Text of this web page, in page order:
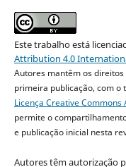
Este trabalho está
Attribution 4.0
Autores mantêm os
primeira publicação, com o
Licença Creative
permite o
e publicação inicial nesta
Autores têm autorização